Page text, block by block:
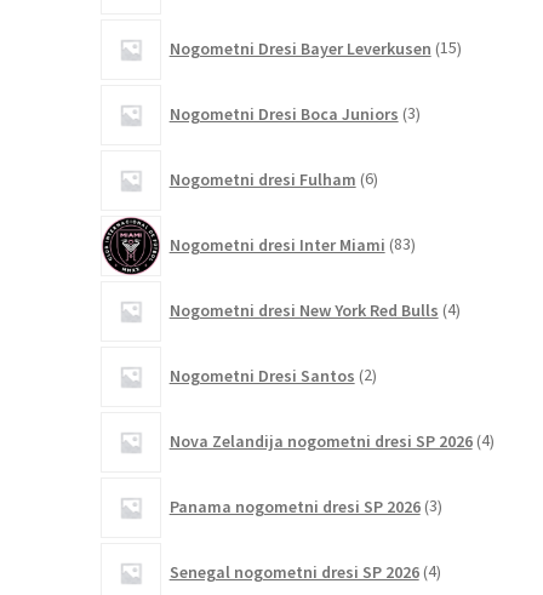
Nogometni Dresi Bayer Leverkusen 15izdelkov
Nogometni Dresi Boca Juniors 3izdelki
Nogometni dresi Fulham 6izdelkov
Nogometni dresi Inter Miami 83izdelkov
Nogometni dresi New York Red Bulls 4izdelki
Nogometni Dresi Santos 2izdelka
Nova Zelandija nogometni dresi SP 2026 4izdelki
Panama nogometni dresi SP 2026 3izdelki
Senegal nogometni dresi SP 2026 4izdelki